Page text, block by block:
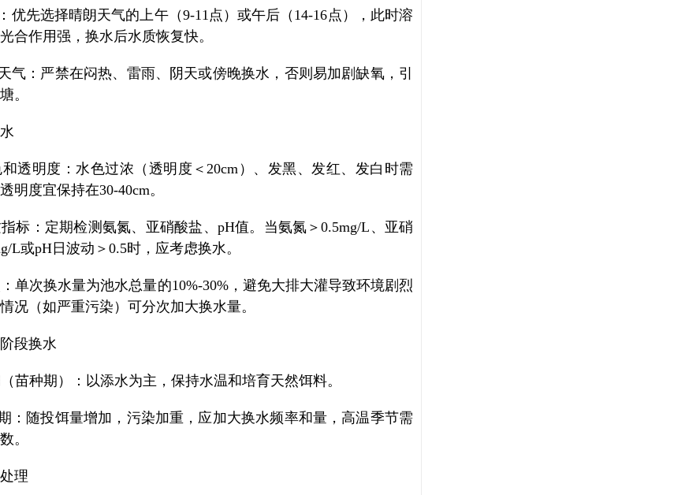
优先选择晴朗天气的上午（9-11点）或午后（14-16点），此时溶
合作用强，换水后水质恢复快。
气：严禁在闷热、雷雨、阴天或傍晚换水，否则易加剧缺氧，引
。
透明度：水色过浓（透明度＜20cm）、发黑、发红、发白时需
明度宜保持在30-40cm。
标：定期检测氨氮、亚硝酸盐、pH值。当氨氮＞0.5mg/L、亚硝
L或pH日波动＞0.5时，应考虑换水。
单次换水量为池水总量的10%-30%，避免大排大灌导致环境剧烈
况（如严重污染）可分次加大换水量。
段换水
苗种期）：以添水为主，保持水温和培育天然饵料。
：随投饵量增加，污染加重，应加大换水频率和量，高温季节需
。
理